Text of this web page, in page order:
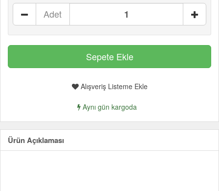
Adet
Alışveriş Listeme Ekle
Aynı gün kargoda
Ürün Açıklaması